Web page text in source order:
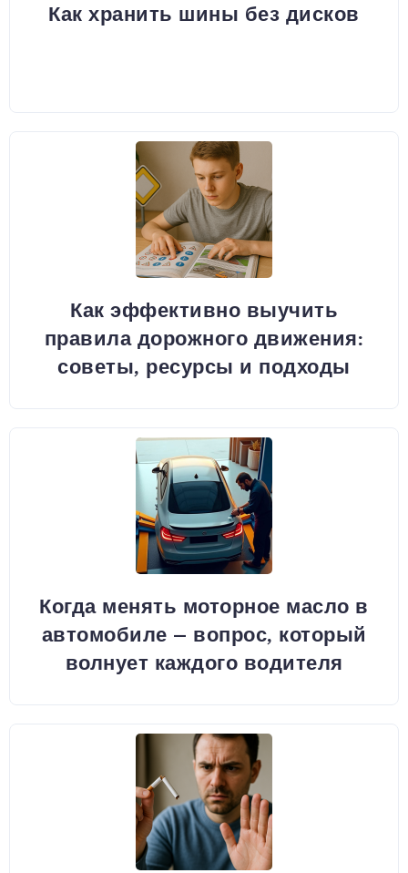
Как хранить шины без дисков
Как эффективно выучить
правила дорожного движения:
советы, ресурсы и подходы
Когда менять моторное масло в
автомобиле – вопрос, который
волнует каждого водителя